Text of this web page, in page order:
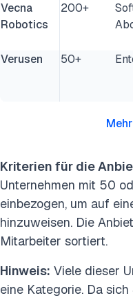
Vecna
Robotics
200+
Verusen
50+
Kriterien für die
Unternehmen mit 50
einbezogen, um auf
hinzuweisen. Die
Mitarbeiter sortiert.
Hinweis: Viele dieser
eine Kategorie. Da